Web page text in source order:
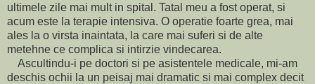
ultimele zile mai mult in spital. Tatal meu a fost operat, si
acum este la terapie intensiva. O operatie foarte grea, mai
ales la o virsta inaintata, la care mai suferi si de alte
metehne ce complica si intirzie vindecarea.
Ascultindu-i pe doctori si pe asistentele medicale, mi-am
deschis ochii la un peisaj mai dramatic si mai complex decit